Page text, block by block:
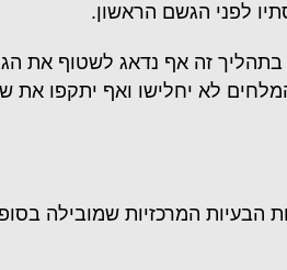
לפני הגשם הראשון.
בתהליך זה אף נדאג לשטוף את
לא יחלישו ואף יתקפו את
הבעיות המרכזיות שמובילה